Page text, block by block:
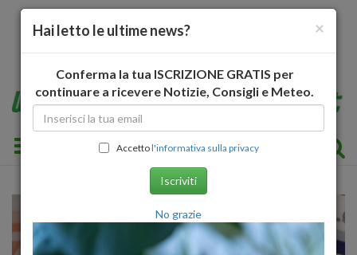
Toggle navigation
×
Hai letto le ultime news?
Conferma la tua ISCRIZIONE GRATIS per
continuare a ricevere Notizie, Consigli e Meteo.
Accettol'informativa sulla privacy
Iscriviti
No grazie